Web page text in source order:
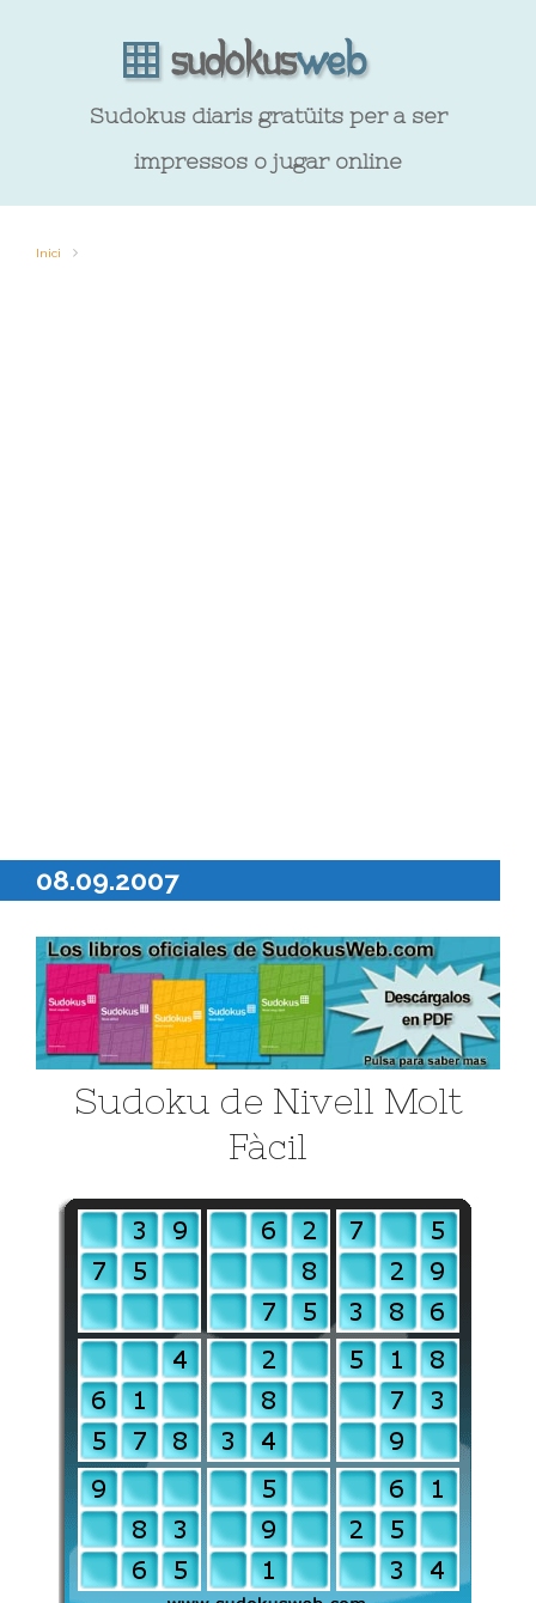
Sudokus diaris gratüits per a ser
impressos o jugar online
Inici
08.09.2007
Sudoku de Nivell Molt
Fàcil